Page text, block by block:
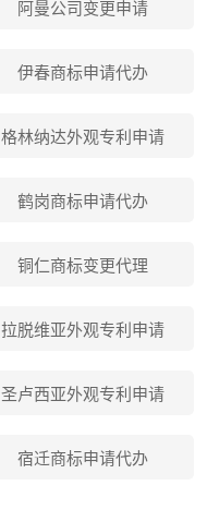
阿曼公司变更申请
伊春商标申请代办
格林纳达外观专利申请
鹤岗商标申请代办
铜仁商标变更代理
拉脱维亚外观专利申请
圣卢西亚外观专利申请
宿迁商标申请代办